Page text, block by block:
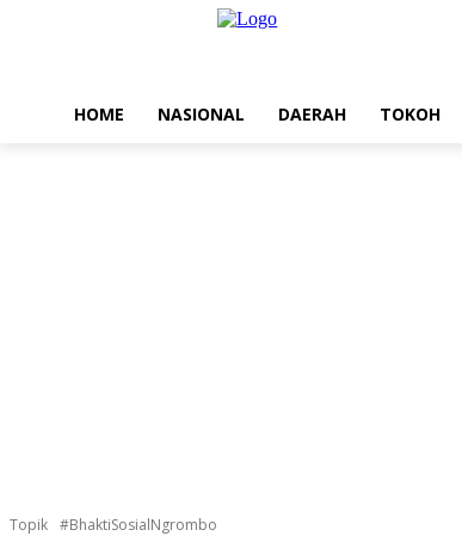
HOME NASIONAL DAERAH TOKOH
Topik #BhaktiSosialNgrombo